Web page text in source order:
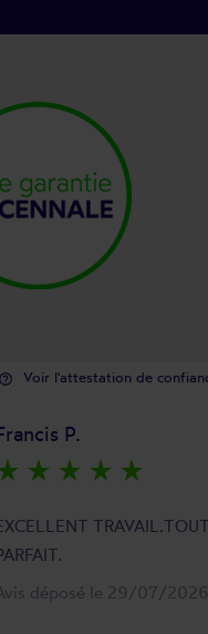
help_outline Voir l'attestation de
P.
star_rate star_rate star_rate star_rate
déposé le 29/07/2026